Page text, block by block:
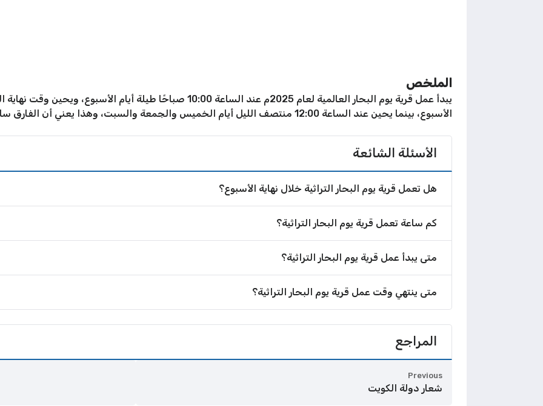
الملخص
الأسبوع، بينما يحين عند الساعة 12:00 منتصف الليل أيام الخميس والجمعة والسبت، وهذا يعني أن الفارق ساعة واحدة.
الأسئلة الشائعة
هل تعمل قرية يوم البحار التراثية خلال نهاية الأسبوع؟
كم ساعة تعمل قرية يوم البحار التراثية؟
متى يبدأ عمل قرية يوم البحار التراثية؟
متى ينتهي وقت عمل قرية يوم البحار التراثية؟
المراجع
Previous
شعار دولة الكويت